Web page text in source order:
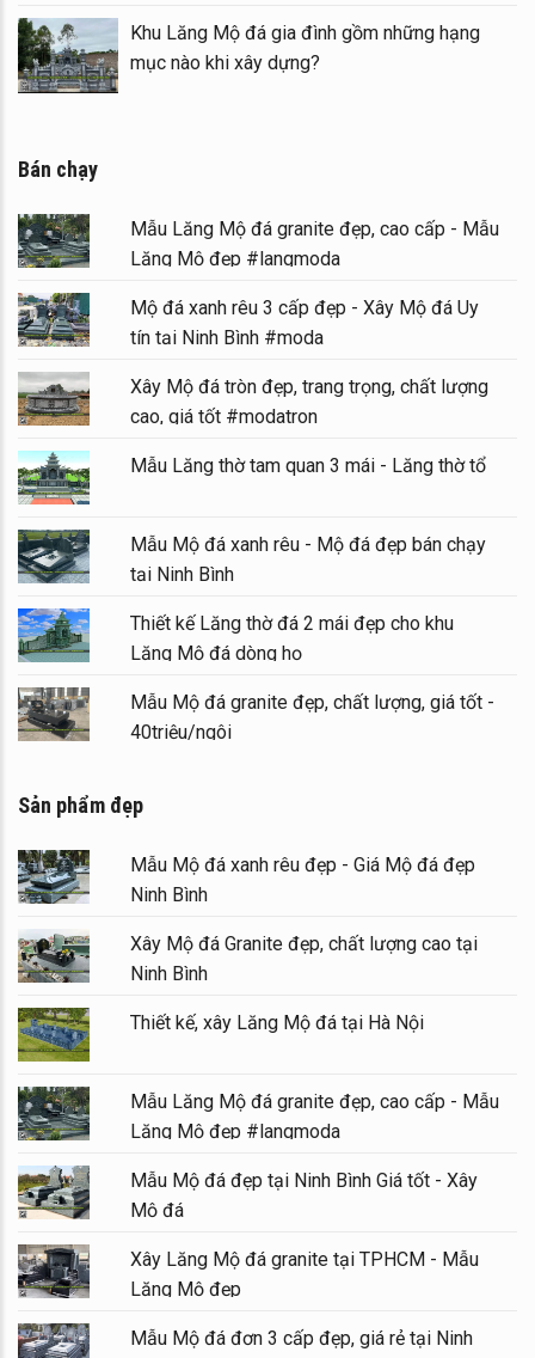
Khu Lăng Mộ đá gia đình gồm những
mục nào khi xây dựng?
Bán chạy
Mẫu Lăng Mộ đá granite đẹp, cao cấp - Mẫu
Lăng Mộ đẹp #langmoda
Mộ đá xanh rêu 3 cấp đẹp - Xây Mộ đá Uy
tín tại Ninh Bình #moda
Xây Mộ đá tròn đẹp, trang trọng, chất lượng
cao, giá tốt #modatron
Mẫu Lăng thờ tam quan 3 mái - Lăng thờ tổ
Mẫu Mộ đá xanh rêu - Mộ đá đẹp bán chạy
tại Ninh Bình
Thiết kế Lăng thờ đá 2 mái đẹp cho khu
Lăng Mộ đá dòng họ
Mẫu Mộ đá granite đẹp, chất lượng, giá tốt -
40triệu/ngôi
Sản phẩm đẹp
Mẫu Mộ đá xanh rêu đẹp - Giá Mộ đá đẹp
Ninh Bình
Xây Mộ đá Granite đẹp, chất lượng cao tại
Ninh Bình
Thiết kế, xây Lăng Mộ đá tại Hà Nội
Mẫu Lăng Mộ đá granite đẹp, cao cấp - Mẫu
Lăng Mộ đẹp #langmoda
Mẫu Mộ đá đẹp tại Ninh Bình Giá tốt - Xây
Mộ đá
Xây Lăng Mộ đá granite tại TPHCM - Mẫu
Lăng Mộ đẹp
Mẫu Mộ đá đơn 3 cấp đẹp, giá rẻ tại Ninh